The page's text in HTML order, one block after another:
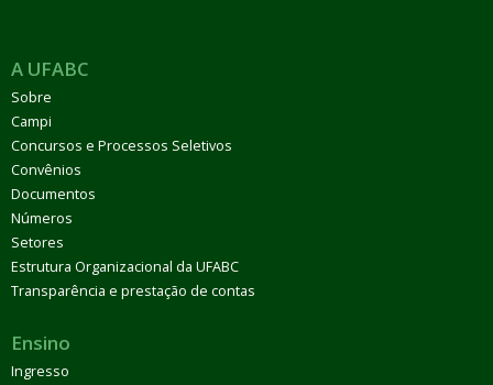
A UFABC
Sobre
Campi
Concursos e Processos Seletivos
Convênios
Documentos
Números
Setores
Estrutura Organizacional da UFABC
Transparência e prestação de contas
Ensino
Ingresso